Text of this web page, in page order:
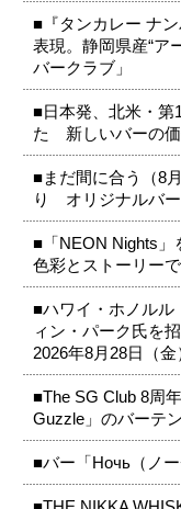
■『タンカレー ナ
表現。静岡県産“ア
バークラブ」
■日本発、北米・
た 新しいバーの
■まだ間に合う（8
り オリジナルバー
■「NEON Nights
色彩とストーリー
■ハワイ・ホノルル
ィン・パーク氏を
2026年8月28日（金
■The SG Club 8周
Guzzle」のバーテ
■バー「Ночь（ノ